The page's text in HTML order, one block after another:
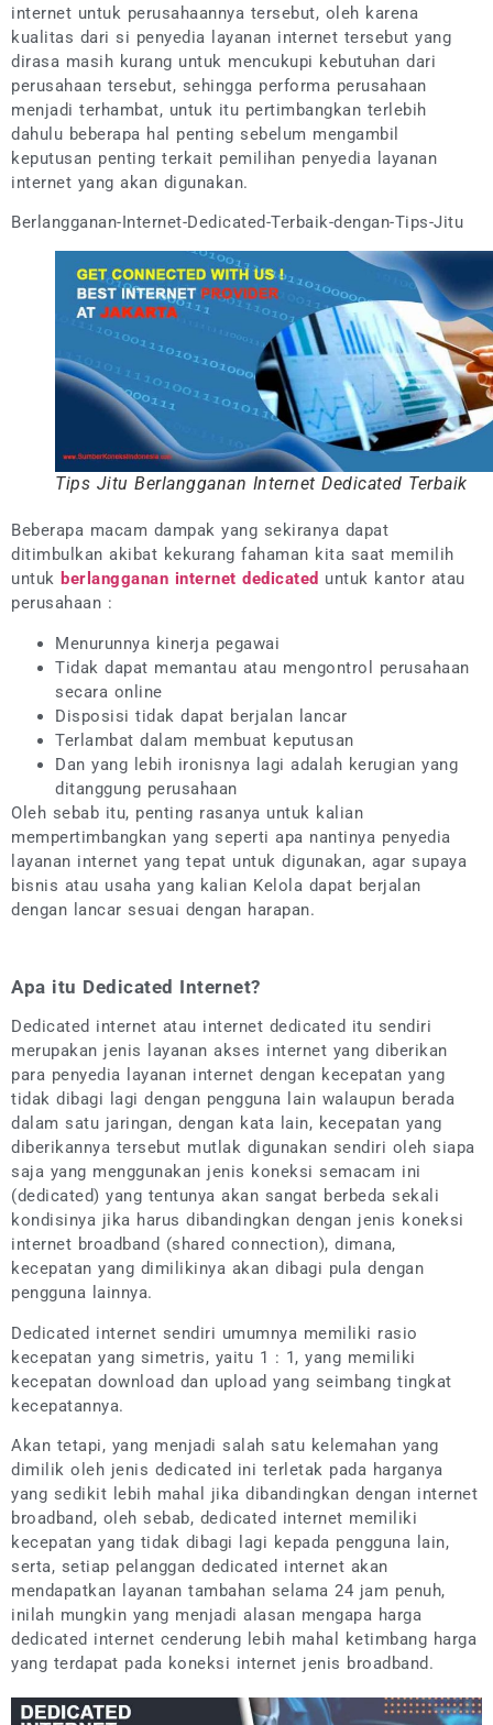
internet untuk perusahaannya tersebut, oleh karena
kualitas dari si penyedia layanan internet tersebut yang
dirasa masih kurang untuk mencukupi kebutuhan dari
perusahaan tersebut, sehingga performa perusahaan
menjadi terhambat, untuk itu pertimbangkan terlebih
dahulu beberapa hal penting sebelum mengambil
keputusan penting terkait pemilihan penyedia layanan
internet yang akan digunakan.
Berlangganan-Internet-Dedicated-Terbaik-dengan-Tips-Jitu
Tips Jitu Berlangganan Internet Dedicated Terbaik
Beberapa macam dampak yang sekiranya dapat
ditimbulkan akibat kekurang fahaman kita saat memilih
untuk berlangganan internet dedicated untuk kantor atau
perusahaan :
Menurunnya kinerja pegawai
Tidak dapat memantau atau mengontrol perusahaan
secara online
Disposisi tidak dapat berjalan lancar
Terlambat dalam membuat keputusan
Dan yang lebih ironisnya lagi adalah kerugian yang
ditanggung perusahaan
Oleh sebab itu, penting rasanya untuk kalian
mempertimbangkan yang seperti apa nantinya penyedia
layanan internet yang tepat untuk digunakan, agar supaya
bisnis atau usaha yang kalian Kelola dapat berjalan
dengan lancar sesuai dengan harapan.
Apa itu Dedicated Internet?
Dedicated internet atau internet dedicated itu sendiri
merupakan jenis layanan akses internet yang diberikan
para penyedia layanan internet dengan kecepatan yang
tidak dibagi lagi dengan pengguna lain walaupun berada
dalam satu jaringan, dengan kata lain, kecepatan yang
diberikannya tersebut mutlak digunakan sendiri oleh siapa
saja yang menggunakan jenis koneksi semacam ini
(dedicated) yang tentunya akan sangat berbeda sekali
kondisinya jika harus dibandingkan dengan jenis koneksi
internet broadband (shared connection), dimana,
kecepatan yang dimilikinya akan dibagi pula dengan
pengguna lainnya.
Dedicated internet sendiri umumnya memiliki rasio
kecepatan yang simetris, yaitu 1 : 1, yang memiliki
kecepatan download dan upload yang seimbang tingkat
kecepatannya.
Akan tetapi, yang menjadi salah satu kelemahan yang
dimilik oleh jenis dedicated ini terletak pada harganya
yang sedikit lebih mahal jika dibandingkan dengan internet
broadband, oleh sebab, dedicated internet memiliki
kecepatan yang tidak dibagi lagi kepada pengguna lain,
serta, setiap pelanggan dedicated internet akan
mendapatkan layanan tambahan selama 24 jam penuh,
inilah mungkin yang menjadi alasan mengapa harga
dedicated internet cenderung lebih mahal ketimbang harga
yang terdapat pada koneksi internet jenis broadband.